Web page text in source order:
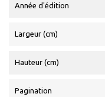
Année d'édition
Largeur (cm)
Hauteur (cm)
Pagination